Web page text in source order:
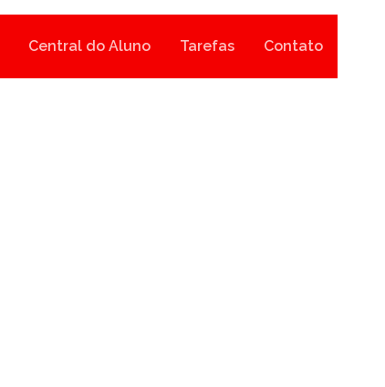
Central do Aluno Tarefas Contato